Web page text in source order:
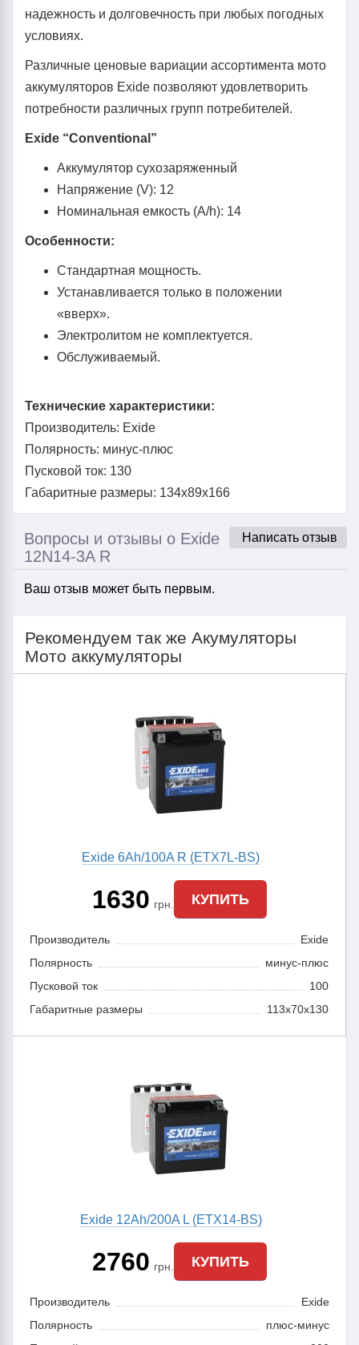
надежность и долговечность при любых погодных
условиях.
Различные ценовые вариации ассортимента мото
аккумуляторов Exide позволяют удовлетворить
потребности различных групп потребителей.
Exide “Conventional”
Аккумулятор сухозаряженный
Напряжение (V): 12
Номинальная емкость (A/h): 14
Особенности:
Стандартная мощность.
Устанавливается только в положении
«вверх».
Электролитом не комплектуется.
Обслуживаемый.
Технические характеристики:
Производитель: Exide
Полярность: минус-плюс
Пусковой ток: 130
Габаритные размеры: 134x89x166
Написать отзыв
Вопросы и отзывы о Exide
12N14-3A R
Ваш отзыв может быть первым.
Рекомендуем так же Акумуляторы
Мото аккумуляторы
Exide 6Ah/100A R (ETX7L-BS)
1630 грн. КУПИТЬ
Производитель
Exide
Полярность
минус-плюс
Пусковой ток
100
Габаритные размеры
113x70x130
Exide 12Ah/200A L (ETX14-BS)
2760 грн. КУПИТЬ
Производитель
Exide
Полярность
плюс-минус